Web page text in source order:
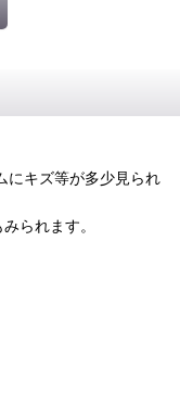
にキズ等が多少見られ
られます。